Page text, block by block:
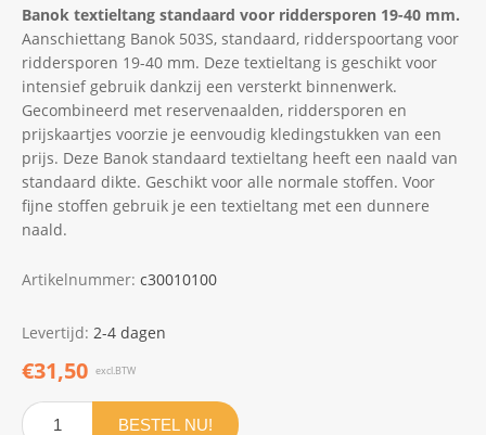
Banok textieltang standaard voor riddersporen 19-40 mm.
Aanschiettang Banok 503S, standaard, ridderspoortang voor
riddersporen 19-40 mm. Deze textieltang is geschikt voor
intensief gebruik dankzij een versterkt binnenwerk.
Gecombineerd met reservenaalden, riddersporen en
prijskaartjes voorzie je eenvoudig kledingstukken van een
prijs. Deze Banok standaard textieltang heeft een naald van
standaard dikte. Geschikt voor alle normale stoffen. Voor
fijne stoffen gebruik je een textieltang met een dunnere
naald.
Artikelnummer: c30010100
Levertijd: 2-4 dagen
€31,50 excl.BTW
BESTEL NU!